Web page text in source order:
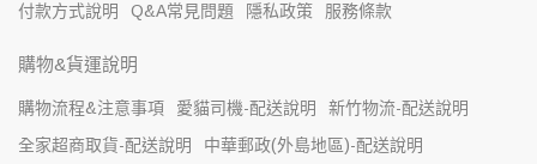
付款方式說明 Q&A常見問題 隱私政策 服務條款
購物&貨運說明
購物流程&注意事項 愛貓司機-配送說明
新竹物流-配送說明
全家超商取貨-配送說明
中華郵政(外島地區)-配送說明